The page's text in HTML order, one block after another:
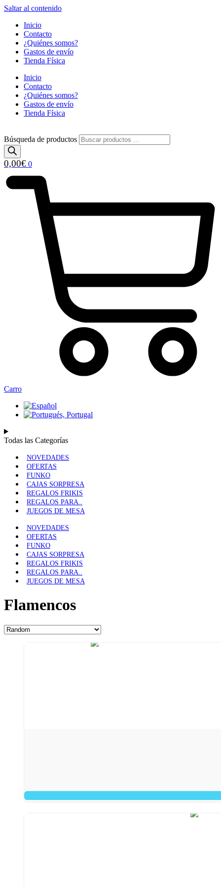
Saltar al contenido
Inicio
Contacto
¿Quiénes somos?
Gastos de envío
Tienda Física
Inicio
Contacto
¿Quiénes somos?
Gastos de envío
Tienda Física
Búsqueda de productos
0,00€ 0
Carro
Todas las Categorías
NOVEDADES
OFERTAS
FUNKO
CAJAS SORPRESA
REGALOS FRIKIS
REGALOS PARA..
JUEGOS DE MESA
NOVEDADES
OFERTAS
FUNKO
CAJAS SORPRESA
REGALOS FRIKIS
REGALOS PARA..
JUEGOS DE MESA
Flamencos